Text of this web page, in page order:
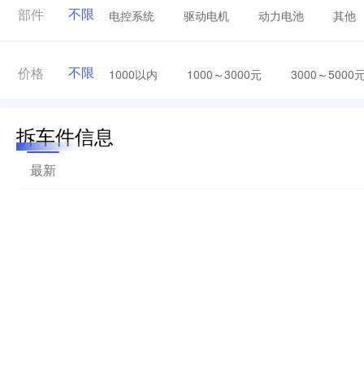
部件 不限 电控系统 驱动电机 动力电池 其他
价格 不限 1000以内 1000～3000元 3000～5000
拆车件信息
最新